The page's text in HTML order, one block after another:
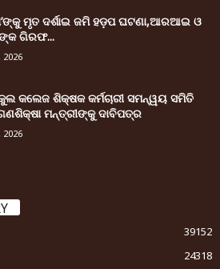
ମୃତ ଦର୍ଶାଇ ଜମି ହଡ଼ପ ଘଟଣା,ଆରଆଇ ଓ
ଗିରଫ...
କଲେଜ ଶିକ୍ଷକ କର୍ମଚାରୀ ସମନ୍ୱୟ ସମିତି
ମନ୍ତ୍ରୀଙ୍କୁ ଦାବିପତ୍ର
39152
24318